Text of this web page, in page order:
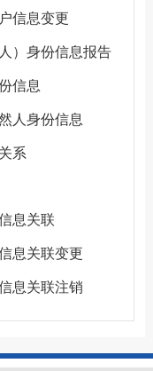
信息变更
）身份信息报告
信息
人身份信息
系
息关联
息关联变更
息关联注销